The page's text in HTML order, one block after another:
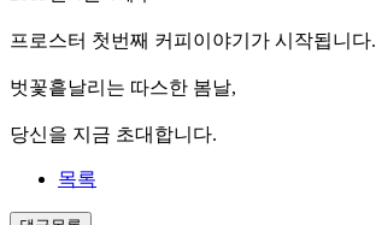
프로스터 첫번째 커피이야기가 시작됩니다.
벗꽃흩날리는 따스한 봄날,
당신을 지금 초대합니다.
목록